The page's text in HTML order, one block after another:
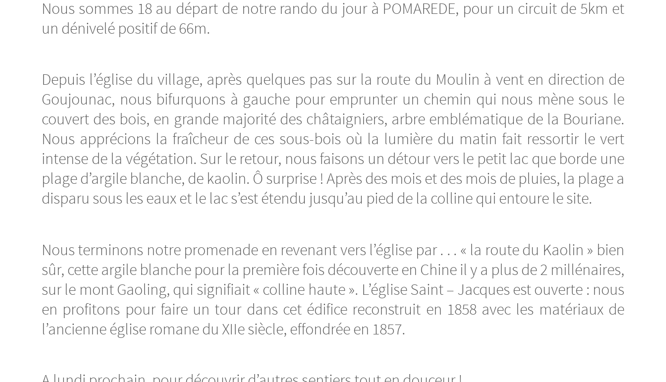
Nous sommes 18 au départ de notre rando du jour à POMAREDE, pour un circuit de 5km et
un dénivelé positif de 66m.
Depuis l’église du village, après quelques pas sur la route du Moulin à vent en direction de
Goujounac, nous bifurquons à gauche pour emprunter un chemin qui nous mène sous le
couvert des bois, en grande majorité des châtaigniers, arbre emblématique de la Bouriane.
Nous apprécions la fraîcheur de ces sous-bois où la lumière du matin fait ressortir le vert
intense de la végétation. Sur le retour, nous faisons un détour vers le petit lac que borde une
plage d’argile blanche, de kaolin. Ô surprise ! Après des mois et des mois de pluies, la plage a
disparu sous les eaux et le lac s’est étendu jusqu’au pied de la colline qui entoure le site.
Nous terminons notre promenade en revenant vers l’église par . . . « la route du Kaolin » bien
sûr, cette argile blanche pour la première fois découverte en Chine il y a plus de 2 millénaires,
sur le mont Gaoling, qui signifiait « colline haute ». L’église Saint – Jacques est ouverte : nous
en profitons pour faire un tour dans cet édifice reconstruit en 1858 avec les matériaux de
l’ancienne église romane du XIIe siècle, effondrée en 1857.